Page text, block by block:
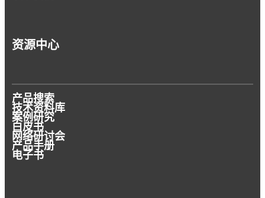
资源中心
产品搜索
技术资料库
案例研究
白皮书
网络研讨会
产品手册
电子书